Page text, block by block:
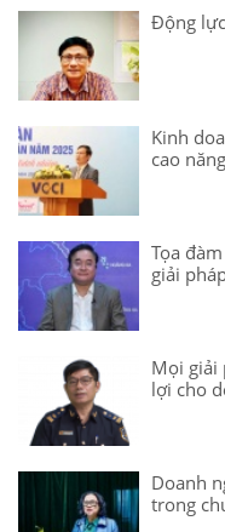
Động
Kinh
cao
Tọa
giải
Mọi giải
lợi cho
Doanh
trong